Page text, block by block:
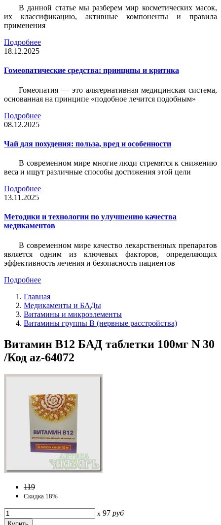
В данной статье мы разберем мир косметических масок,
их классификацию, активные компоненты и правила
применения
Подробнее
18.12.2025
Гомеопатические средства: принципы и критика
Гомеопатия — это альтернативная медицинская система,
основанная на принципе «подобное лечится подобным»
Подробнее
08.12.2025
Чай для похудения: польза, вред и особенности
В современном мире многие люди стремятся к снижению
веса и ищут различные способы достижения этой цели
Подробнее
13.11.2025
Методики и технологии по улучшению качества
медикаментов
В современном мире качество лекарственных препаратов
является одним из ключевых факторов, определяющих
эффективность лечения и безопасность пациентов
Подробнее
Главная
Медикаменты и БАДы
Витамины и микроэлементы
Витамины группы В (нервные расстройства)
Витамин B12 БАД таблетки 100мг N 30
/Код az-64072
119
Скидка 18%
x 97 руб